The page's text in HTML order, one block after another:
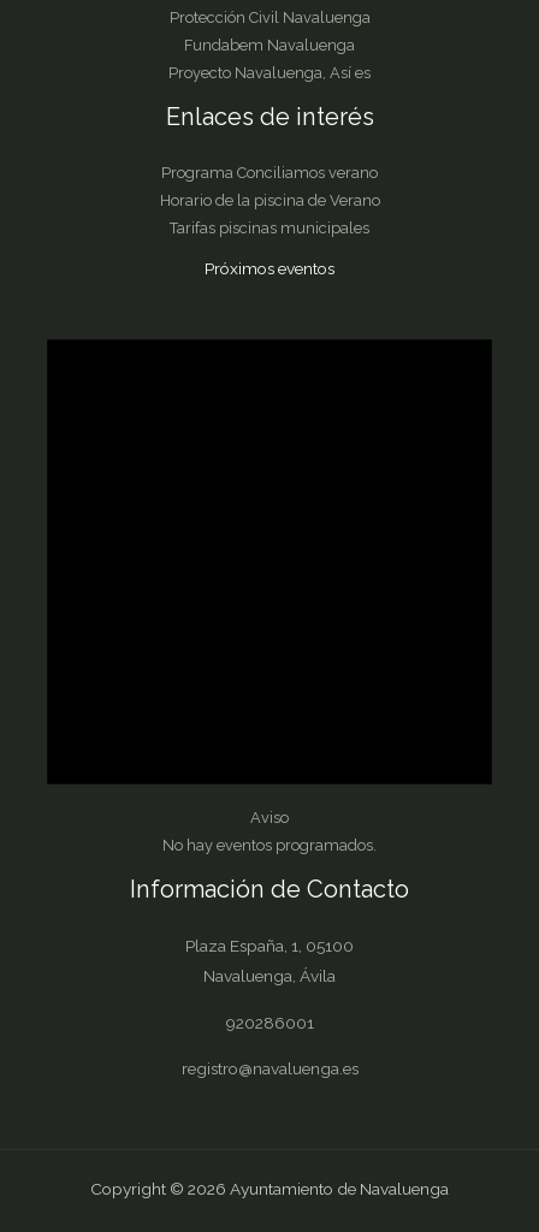
Protección Civil Navaluenga
Fundabem Navaluenga
Proyecto Navaluenga, Así es
Enlaces de interés
Programa Conciliamos verano
Horario de la piscina de Verano
Tarifas piscinas municipales
Próximos eventos
Aviso
No hay eventos programados.
Información de Contacto
Plaza España, 1, 05100
Navaluenga, Ávila
920286001
registro@navaluenga.es
Copyright © 2026 Ayuntamiento de Navaluenga